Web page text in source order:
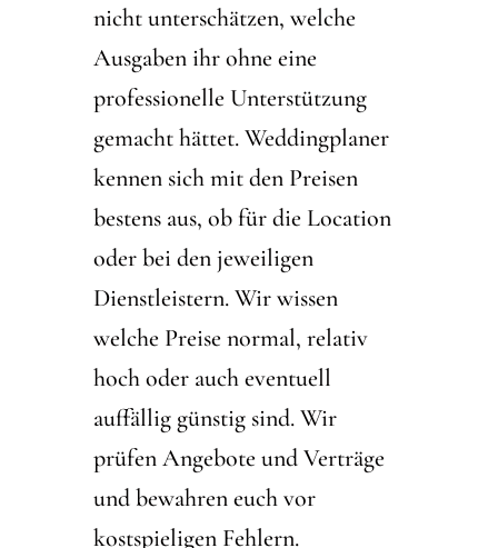
nicht unterschätzen, welche
Ausgaben ihr ohne eine
professionelle Unterstützung
gemacht hättet. Weddingplaner
kennen sich mit den Preisen
bestens aus, ob für die Location
oder bei den jeweiligen
Dienstleistern. Wir wissen
welche Preise normal, relativ
hoch oder auch eventuell
auffällig günstig sind. Wir
prüfen Angebote und Verträge
und bewahren euch vor
kostspieligen Fehlern.